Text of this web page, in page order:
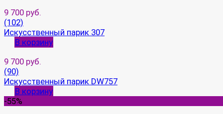
9 700 руб.
(102)
Искусственный парик 307
В корзину
9 700 руб.
(90)
Искусственный парик DW757
В корзину
-55%